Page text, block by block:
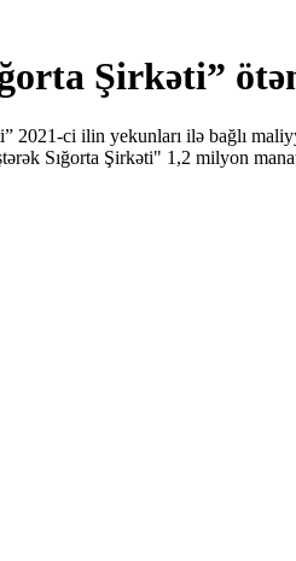
Şirkəti”
2021-ci ilin yekunları ilə bağlı
Sığorta Şirkəti" 1,2 milyon